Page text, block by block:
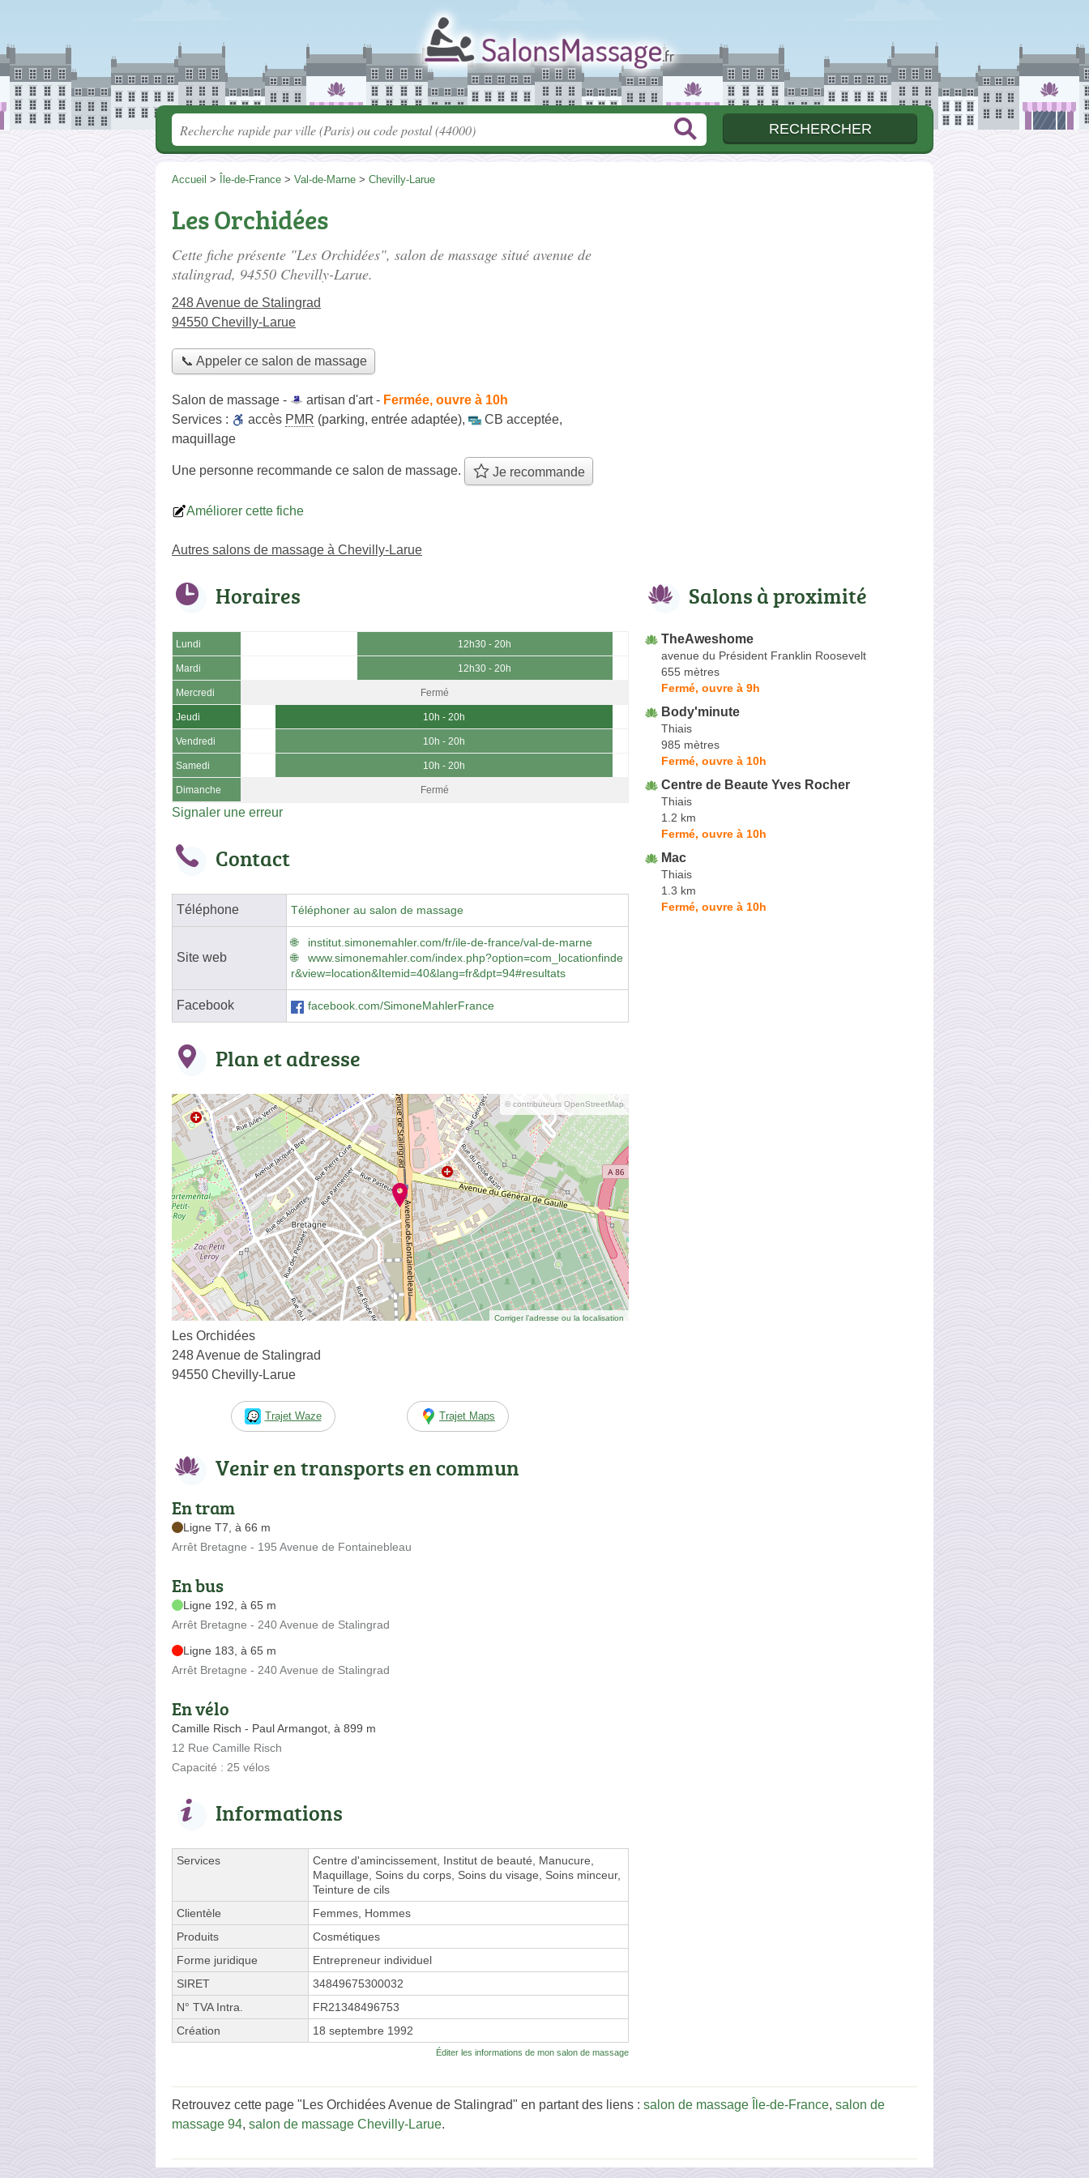
Accueil > Île-de-France > Val-de-Marne > Chevilly-Larue
Les Orchidées
Cette fiche présente "Les Orchidées", salon de massage situé avenue de
stalingrad, 94550 Chevilly-Larue.
248 Avenue de Stalingrad
94550 Chevilly-Larue
📞 Appeler ce salon de massage
Salon de massage - artisan d'art- Fermée, ouvre à 10h
Services :
accès PMR (parking, entrée adaptée), CB acceptée,
maquillage
Une personne recommande ce salon de massage. Je recommande
Améliorer cette fiche
Autres salons de massage à Chevilly-Larue
Horaires
Lundi 12h30 - 20h
Mardi 12h30 - 20h
Mercredi Fermé
Jeudi 10h - 20h
Vendredi 10h - 20h
Samedi 10h - 20h
Dimanche Fermé
Signaler une erreur
Contact
Téléphone Téléphoner au salon de massage
Site web
institut.simonemahler.com/fr/ile-de-france/val-de-marne
www.simonemahler.com/index.php?option=com_locationfinde
r&view=location&Itemid=40&lang=fr&dpt=94#resultats
Facebook facebook.com/SimoneMahlerFrance
Plan et adresse
© contributeurs OpenStreetMap
Corriger l’adresse ou la localisation
Les Orchidées
248 Avenue de Stalingrad
94550 Chevilly-Larue
Trajet Waze Trajet Maps
Venir en transports en commun
En tram
Ligne T7, à 66 m
Arrêt Bretagne - 195 Avenue de Fontainebleau
En bus
Ligne 192, à 65 m
Arrêt Bretagne - 240 Avenue de Stalingrad
Ligne 183, à 65 m
Arrêt Bretagne - 240 Avenue de Stalingrad
En vélo
Camille Risch - Paul Armangot, à 899 m
12 Rue Camille Risch
Capacité : 25 vélos
Informations
Services
Centre d'amincissement, Institut de beauté, Manucure,
Maquillage, Soins du corps, Soins du visage, Soins minceur,
Teinture de cils
Clientèle
Femmes, Hommes
Produits
Cosmétiques
Forme juridique
Entrepreneur individuel
SIRET
34849675300032
N° TVA Intra.
FR21348496753
Création
18 septembre 1992
Éditer les informations de mon salon de massage
Salons à proximité
TheAweshome
avenue du Président Franklin Roosevelt
655 mètres
Fermé, ouvre à 9h
Body'minute
Thiais
985 mètres
Fermé, ouvre à 10h
Centre de Beaute Yves Rocher
Thiais
1.2 km
Fermé, ouvre à 10h
Mac
Thiais
1.3 km
Fermé, ouvre à 10h
Retrouvez cette page "Les Orchidées Avenue de Stalingrad" en partant des liens : salon de massage Île-de-France, salon de
massage 94, salon de massage Chevilly-Larue.